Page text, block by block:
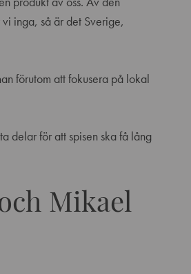
inga, så är det Sverige,
förutom att fokusera på lokal
delar för att spisen ska få lång
Mikael